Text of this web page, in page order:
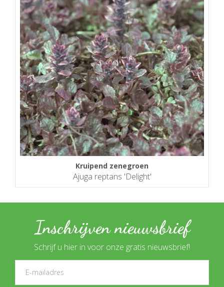
Kruipend zenegroen
Ajuga reptans 'Delight'
Inschrijven nieuwsbrief
Schrijf u hier in voor onze gratis nieuwsbrief!